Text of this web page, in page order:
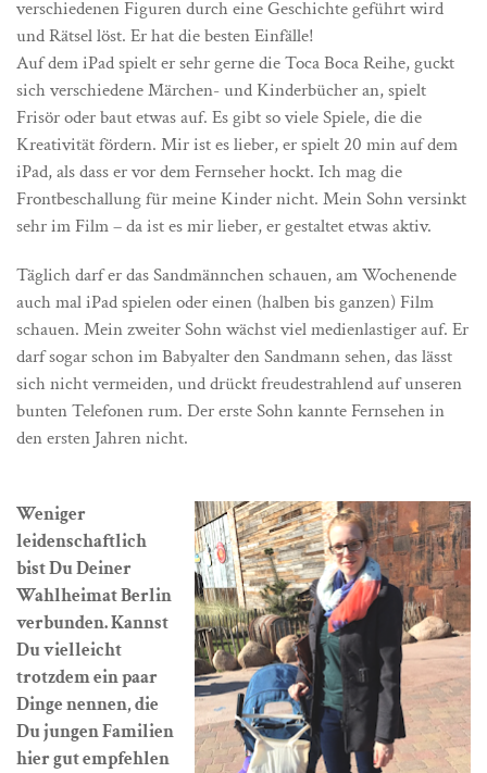
verschiedenen Figuren durch eine Geschichte geführt wird
und Rätsel löst. Er hat die besten Einfälle!
Auf dem iPad spielt er sehr gerne die Toca Boca Reihe, guckt
sich verschiedene Märchen- und Kinderbücher an, spielt
Frisör oder baut etwas auf. Es gibt so viele Spiele, die die
Kreativität fördern. Mir ist es lieber, er spielt 20 min auf dem
iPad, als dass er vor dem Fernseher hockt. Ich mag die
Frontbeschallung für meine Kinder nicht. Mein Sohn versinkt
sehr im Film – da ist es mir lieber, er gestaltet etwas aktiv.
Täglich darf er das Sandmännchen schauen, am Wochenende
auch mal iPad spielen oder einen (halben bis ganzen) Film
schauen. Mein zweiter Sohn wächst viel medienlastiger auf. Er
darf sogar schon im Babyalter den Sandmann sehen, das lässt
sich nicht vermeiden, und drückt freudestrahlend auf unseren
bunten Telefonen rum. Der erste Sohn kannte Fernsehen in
den ersten Jahren nicht.
Weniger
leidenschaftlich
bist Du Deiner
Wahlheimat Berlin
verbunden. Kannst
Du vielleicht
trotzdem ein paar
Dinge nennen, die
Du jungen Familien
hier gut empfehlen